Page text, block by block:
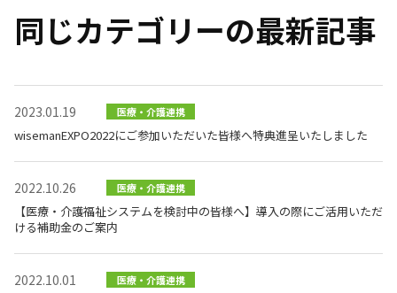
同じカテゴリーの最新記事
2023.01.19 医療・介護連携
wisemanEXPO2022にご参加いただいた皆様へ特典進呈いたしました
2022.10.26 医療・介護連携
【医療・介護福祉システムを検討中の皆様へ】導入の際にご活用いただ
ける補助金のご案内
2022.10.01 医療・介護連携